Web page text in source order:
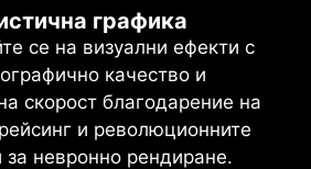
графика
се на визуални ефекти с
качество и
скорост благодарение на
и революционните
за невронно рендиране.